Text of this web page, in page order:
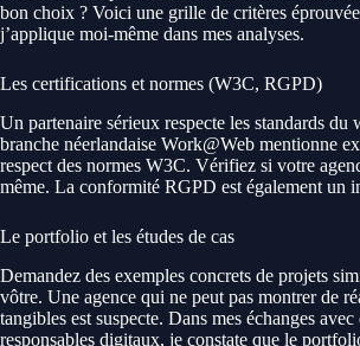
bon choix ? Voici une grille de critères
j’applique moi-même dans mes analyses.
Les certifications et normes (W3C, RGPD)
Un partenaire sérieux respecte les standards du
branche néerlandaise Work@Web mentionne
respect des normes W3C. Vérifiez si votre
même. La conformité RGPD est également un
Le portfolio et les études de cas
Demandez des exemples concrets de projets
vôtre. Une agence qui ne peut pas montrer de
tangibles est suspecte. Dans mes échanges avec
responsables digitaux, je constate que le